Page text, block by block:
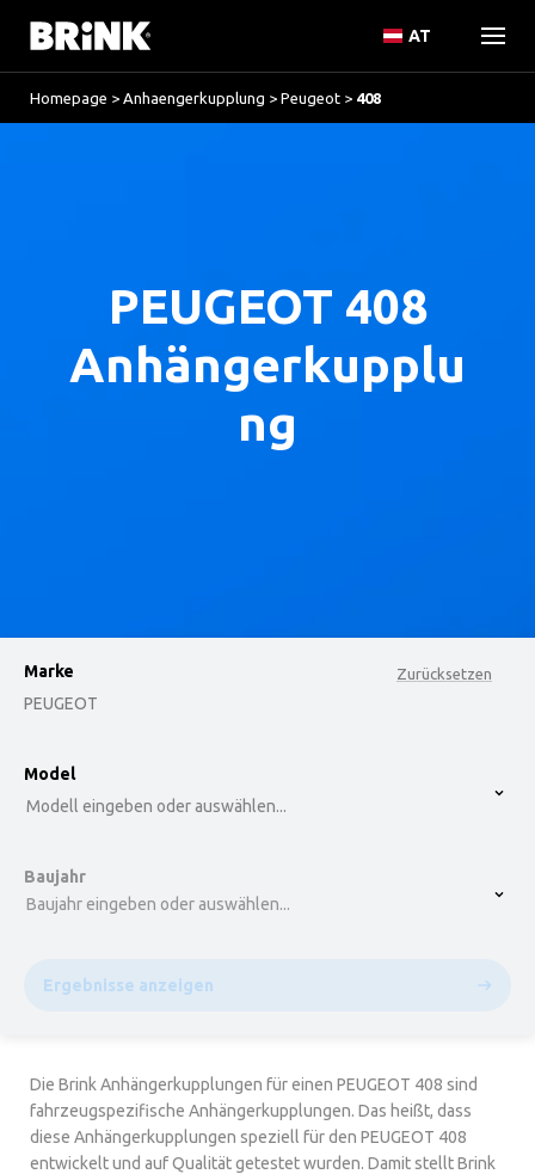
AT
Homepage > Anhaengerkupplung > Peugeot > 408
PEUGEOT 408
Anhängerkupplu
ng
Zurücksetzen
Marke
PEUGEOT
option , selected.
Model
Modell eingeben oder auswählen...
Baujahr
Baujahr eingeben oder auswählen...
Ergebnisse anzeigen
Die Brink Anhängerkupplungen für einen PEUGEOT 408 sind
fahrzeugspezifische Anhängerkupplungen. Das heißt, dass
diese Anhängerkupplungen speziell für den PEUGEOT 408
entwickelt und auf Qualität getestet wurden. Damit stellt Brink